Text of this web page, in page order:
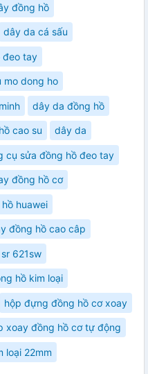
đồng hồ
dây da cá sấu
đeo tay
mo dong ho
dây da đồng hồ
cao su dây da
cụ sửa đồng hồ đeo tay
đồng hồ cơ
huawei
đồng hồ cao câp
621sw
hồ kim loại
hộp đựng đồng hồ cơ xoay
xoay đồng hồ cơ tự động
loại 22mm